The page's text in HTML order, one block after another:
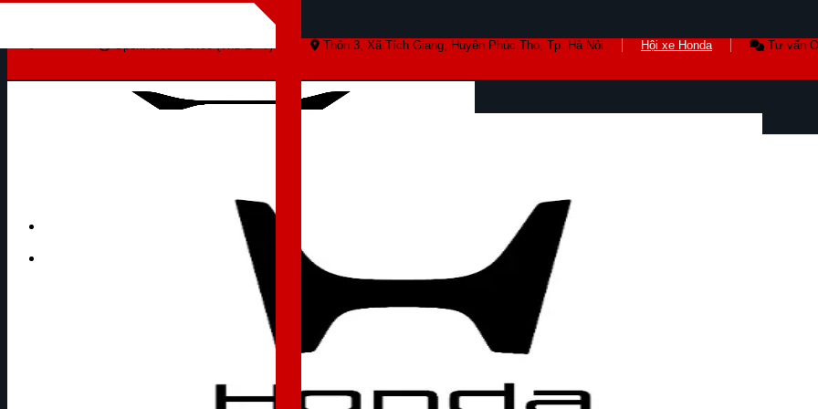
Open: 8:00 - 17:00 (Thứ 2 - 7) Thôn 3, Xã Tích Giang, Huyện Phúc Thọ, Tp. Hà Nội Hội xe Honda Tư vấn